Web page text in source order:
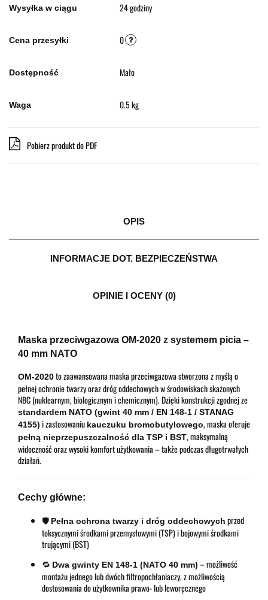
Wysyłka w ciągu 24 godziny
Cena przesyłki 0
Dostępność Mało
Waga 0.5 kg
Pobierz produkt do PDF
OPIS
INFORMACJE DOT. BEZPIECZEŃSTWA
OPINIE I OCENY (0)
Maska przeciwgazowa OM-2020 z systemem picia –
40 mm NATO
OM-2020to zaawansowana maska przeciwgazowa stworzona z myślą o
pełnej ochronie twarzy oraz dróg oddechowych w środowiskach skażonych
NBC (nuklearnym, biologicznym i chemicznym). Dzięki konstrukcji zgodnej ze
standardem NATO (gwint 40 mm / EN 148-1 / STANAG
4155) i zastosowaniu kauczuku bromobutylowego, maska oferuje
pełną nieprzepuszczalność dla TSP i BST, maksymalną
widoczność oraz wysoki komfort użytkowania – także podczas długotrwałych
działań.
Cechy główne:
🛡️ Pełna ochrona twarzy i dróg oddechowych przed
toksycznymi środkami przemysłowymi (TSP) i bojowymi środkami
trującymi (BST)
🔁 Dwa gwinty EN 148-1 (NATO 40 mm) – możliwość
montażu jednego lub dwóch filtropochłaniaczy, z możliwością
dostosowania do użytkownika prawo- lub leworęcznego